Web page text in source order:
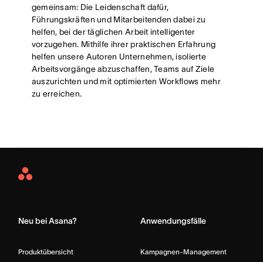
gemeinsam: Die Leidenschaft dafür,
Führungskräften und Mitarbeitenden dabei zu
helfen, bei der täglichen Arbeit intelligenter
vorzugehen. Mithilfe ihrer praktischen Erfahrung
helfen unsere Autoren Unternehmen, isolierte
Arbeitsvorgänge abzuschaffen, Teams auf Ziele
auszurichten und mit optimierten Workflows mehr
zu erreichen.
Asana
Neu bei Asana?
Produktübersicht
Anwendungsfälle
Kampagnen-Management